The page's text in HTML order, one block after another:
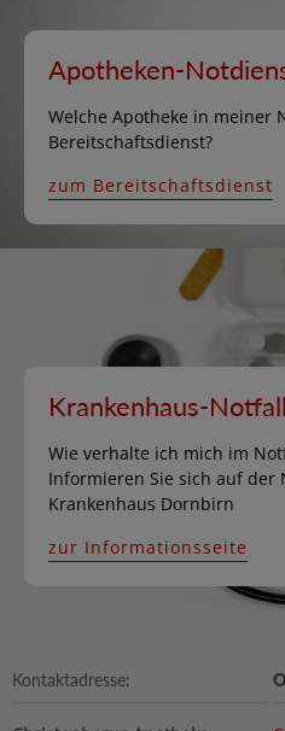
Apotheken-
Welche Apotheke in meiner
Bereitschaftsdienst?
zum Bereitschaftsdienst
Krankenhaus-Notfall
Wie verhalte ich mich im
Informieren Sie sich auf der
Krankenhaus Dornbirn
zur Informationsseite
Kontaktadresse: